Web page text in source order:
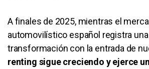
A finales de 2025, mientras el
automovilístico español registra
transformación con la entrada de
renting sigue creciendo y ejerce